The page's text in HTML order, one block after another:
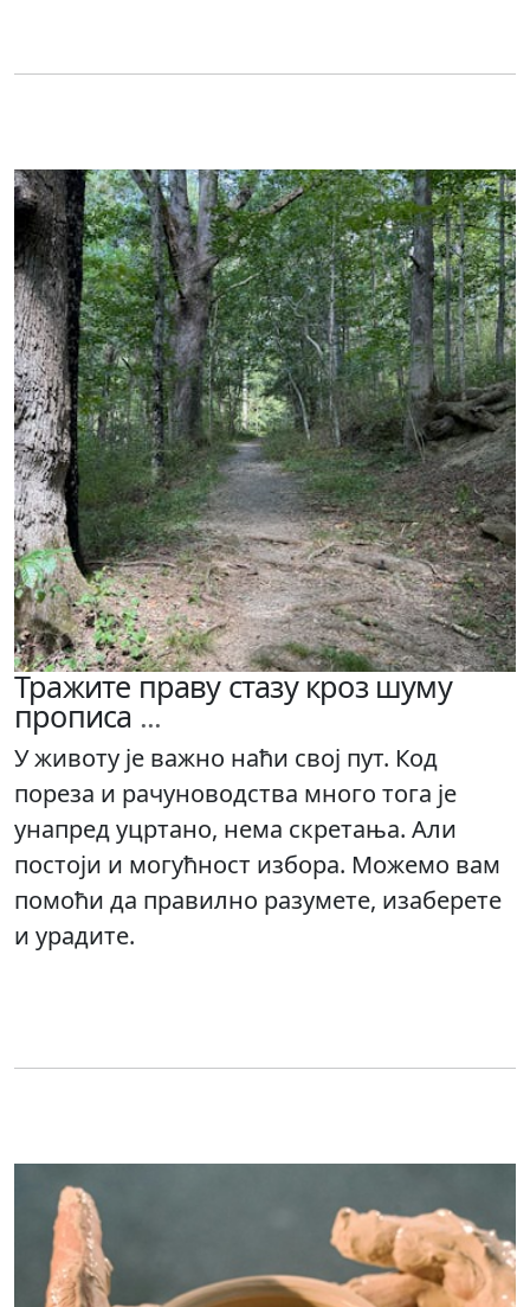
Тражите праву стазу кроз шуму
прописа ...
У животу је важно наћи свој пут. Код
пореза и рачуноводства много тога је
унапред уцртано, нема скретања. Али
постоји и могућност избора. Можемо вам
помоћи да правилно разумете, изаберете
и урадите.